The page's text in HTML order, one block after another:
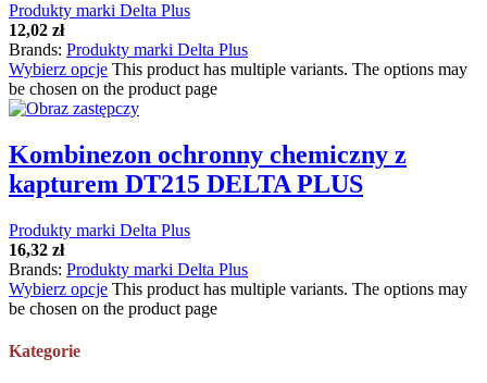
Produkty marki Delta Plus
12,02 zł
Brands: Produkty marki Delta Plus
Wybierz opcje This product has multiple variants. The options may
be chosen on the product page
Kombinezon ochronny chemiczny z
kapturem DT215 DELTA PLUS
Produkty marki Delta Plus
16,32 zł
Brands: Produkty marki Delta Plus
Wybierz opcje This product has multiple variants. The options may
be chosen on the product page
Kategorie